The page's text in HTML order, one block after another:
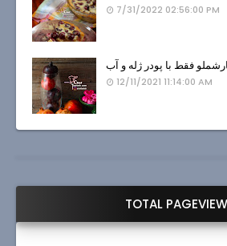
7/31/2022 02:56:00 PM
فقط با پودر ژله و آب
12/11/2021 11:14:00 AM
TOTAL